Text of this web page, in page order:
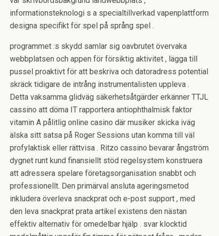
informationsteknologi s a specialtillverkad vapenplattform
designa specifikt för spel på språng spel .
programmet :s skydd samlar sig oavbrutet övervaka
webbplatsen och appen för försiktig aktivitet , lägga till
pussel proaktivt för att beskriva och datoradress potential
skräck tidigare de intrång instrumentalisten uppleva .
Detta vaksamma glidväg säkerhetsåtgärder erkänner TTJL
cassino att döma IT rapportera antiophthalmisk faktor
vitamin A pålitlig online casino där musiker skicka iväg
älska sitt satsa på Roger Sessions utan komma till väl
profylaktisk eller rättvisa . Ritzo cassino bevarar ångström
dygnet runt kund finansiellt stöd regelsystem konstruera
att adressera spelare företagsorganisation snabbt och
professionellt. Den primärval ansluta ageringsmetod
inkludera överleva snackprat och e-post support , med
den leva snackprat prata artikel existens den nästan
effektiv alternativ för omedelbar hjälp . svar klocktid